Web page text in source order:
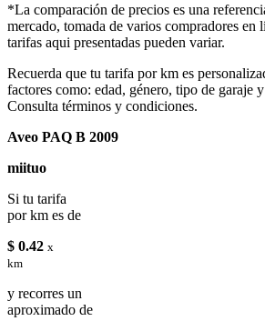
*La comparación de precios es una
mercado, tomada de varios compradores en
tarifas aqui presentadas pueden variar.
Recuerda que tu tarifa por km es
factores como: edad, género, tipo de garaje
Consulta términos y condiciones.
Aveo PAQ B 2009
miituo
Si tu tarifa
por km es de
$ 0.42 x
km
y recorres un
aproximado de